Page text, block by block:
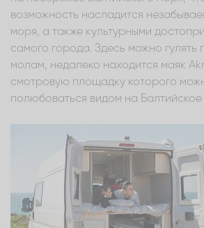
возможность насладится
моря, а также культурными
самого города. Здесь можно
молам, недалеко находится маяк
смотровую площадку которого
полюбоваться видом на Балтийское